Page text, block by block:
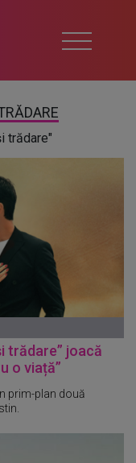
trădare"
trădare” joacă
o viață”
prim-plan două